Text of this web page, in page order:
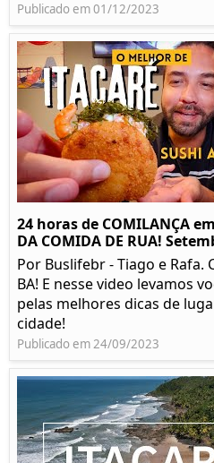
Publicado em 01/12/2023
24 horas de COMILANÇA
DA COMIDA DE RUA!
Por Buslifebr - Tiago e Rafa.
BA! E nesse video levamos
pelas melhores dicas de
cidade!
Publicado em 24/09/2023